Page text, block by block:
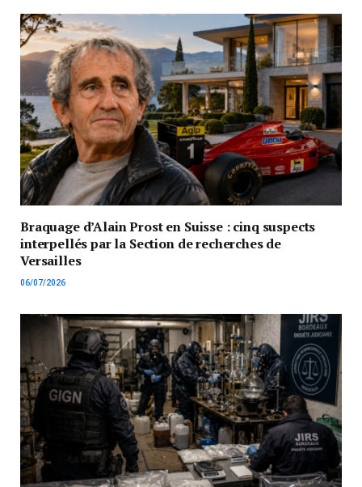
Braquage d’Alain Prost en Suisse : cinq suspects
interpellés par la Section de recherches de
Versailles
06/07/2026